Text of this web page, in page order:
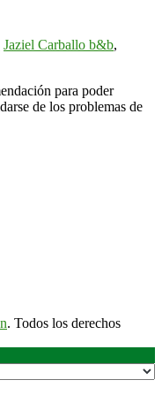
Jaziel Carballo b&b,
para poder
de los problemas de
. Todos los derechos